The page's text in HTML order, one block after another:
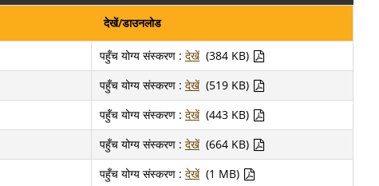
देखें/डाउनलोड
पहुँच योग्य संस्करण : देखें (384 KB)
पहुँच योग्य संस्करण : देखें (519 KB)
पहुँच योग्य संस्करण : देखें (443 KB)
पहुँच योग्य संस्करण : देखें (664 KB)
पहुँच योग्य संस्करण : देखें (1 MB)